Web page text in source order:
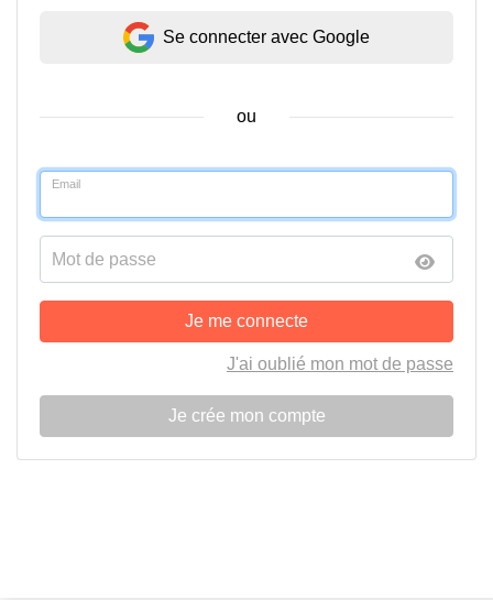
Se connecter avec Google
ou
Email
Mot de passe
Je me connecte
J'ai oublié mon mot de passe
Je crée mon compte